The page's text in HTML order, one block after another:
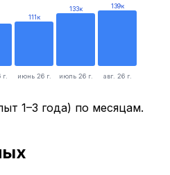
июнь 26 г.
111к
июль 26 г.
133к
авг. 26 г.
139к
1–3 года) по месяцам.